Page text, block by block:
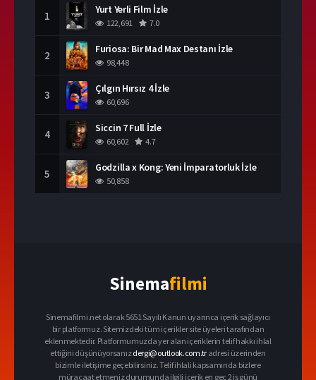
1 Yurt Yerli Film İzle
122,691 7.0
2 Furiosa: Bir Mad Max Destanı İzle
98,448
3 Çılgın Hırsız 4 İzle
60,696
4 Siccin 7 Full İzle
60,602 4.7
5 Godzilla x Kong: Yeni İmparatorluk İzle
50,858
Sinemafilmi
Sinemafilmi.net olarak 5651 Sayılı Kanun uyarınca içerik sağlayıcı
bir platformuz. Sitemizdeki tüm içerikler site üyeleri tarafından
eklenmektedir. Platformumuzda yer alan içeriklerin telif hakkı ihlal
ettiğini düşünüyorsanızdergi@outlook.com.tr adresi üzerinden
bizimle iletişime geçebilirsiniz. Telif ihlali kapsamında bizlere
müracaat etmeniz durumunda ilgili içerik en geç 2 iş günü